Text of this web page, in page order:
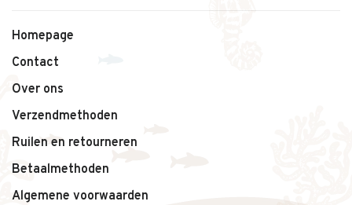
Homepage
Contact
Over ons
Verzendmethoden
Ruilen en retourneren
Betaalmethoden
Algemene voorwaarden